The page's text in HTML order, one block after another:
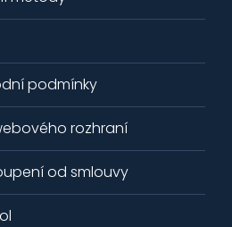
podmínky
rozhraní
od smlouvy